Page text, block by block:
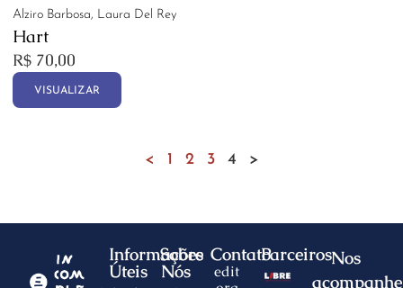
Alziro Barbosa, Laura Del Rey
Hart
R$ 70,00
VISUALIZAR
< 1 2 3 4 >
Informações
Úteis
Sobre
Nós
Contato
edit
ParceirosNos